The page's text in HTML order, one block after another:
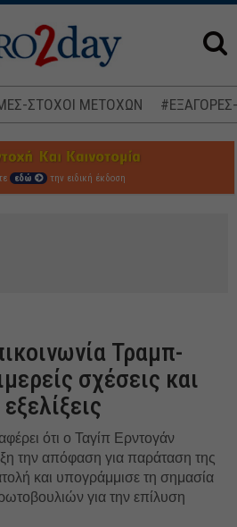
ΣΤΟΧΟΙ ΜΕΤΟΧΩΝ
εδώ την ειδική έκδοση
Τραμπ-
σχέσεις και
ότι ο Ταγίπ Ερντογάν
την απόφαση για παράταση της
και υπογράμμισε τη σημασία
για την επίλυση